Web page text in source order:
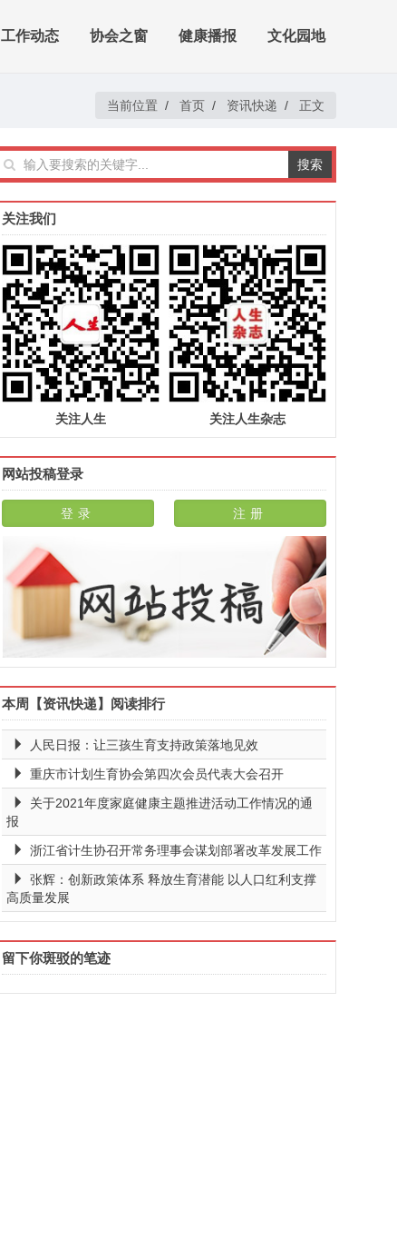
工作动态 协会之窗 健康播报 文化园地
当前位置 / 首页 / 资讯快递 / 正文
关注我们
关注人生 关注人生杂志
网站投稿登录
本周【资讯快递】阅读排行
人民日报：让三孩生育支持政策落地见效
重庆市计划生育协会第四次会员代表大会召开
关于2021年度家庭健康主题推进活动工作情况的通
报
浙江省计生协召开常务理事会谋划部署改革发展工作
张辉：创新政策体系 释放生育潜能 以人口红利支撑
高质量发展
留下你斑驳的笔迹